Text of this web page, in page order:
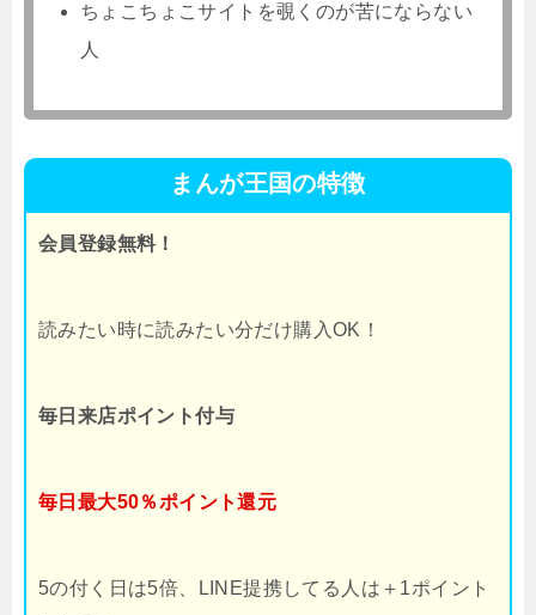
ちょこちょこサイトを覗くのが苦にならない
人
まんが王国の特徴
会員登録無料！
読みたい時に読みたい分だけ購入OK！
毎日来店ポイント付与
毎日最大50％ポイント還元
5の付く日は5倍、LINE提携してる人は＋1ポイント